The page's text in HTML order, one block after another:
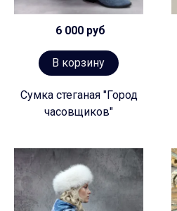
6 000 руб
В корзину
Сумка стеганая "Город
часовщиков"